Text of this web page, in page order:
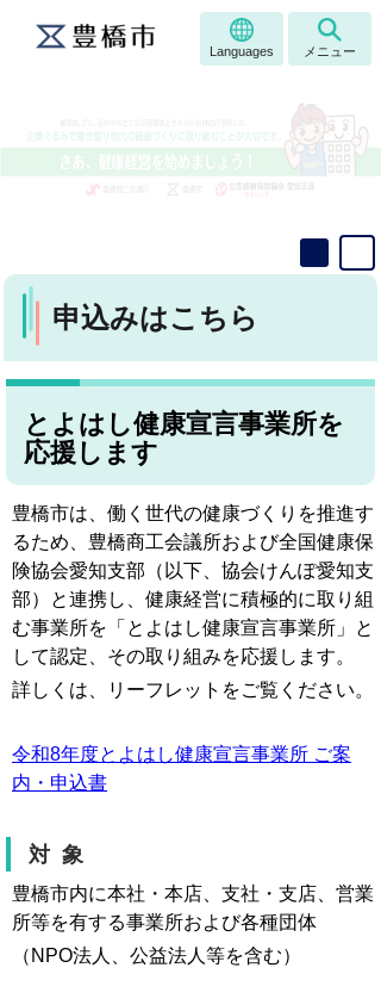
Languages メニュー
申込みはこちら
とよはし健康宣言事業所を
応援します
豊橋市は、働く世代の健康づくりを推進す
るため、豊橋商工会議所および全国健康保
険協会愛知支部（以下、協会けんぽ愛知支
部）と連携し、健康経営に積極的に取り組
む事業所を「とよはし健康宣言事業所」と
して認定、その取り組みを応援します。
詳しくは、リーフレットをご覧ください。
令和8年度とよはし健康宣言事業所 ご案
内・申込書
対 象
豊橋市内に本社・本店、支社・支店、営業
所等を有する事業所および各種団体
（NPO法人、公益法人等を含む）